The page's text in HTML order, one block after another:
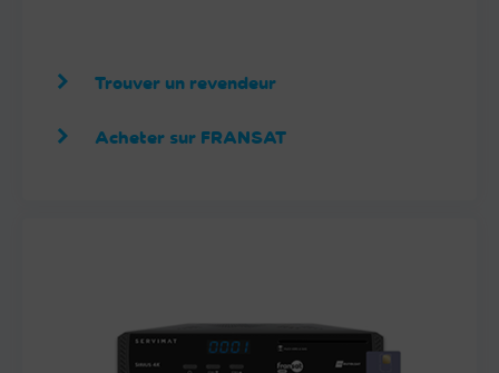
Trouver un revendeur
Acheter sur FRANSAT